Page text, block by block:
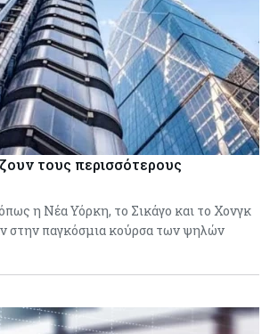
τους περισσότερους
η Νέα Υόρκη, το Σικάγο και το Χονγκ
στην παγκόσμια κούρσα των ψηλών